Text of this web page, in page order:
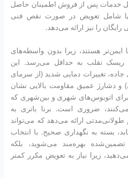
خدمات پس از فروش اطمینان حاصل
تنها شامل تعویض در صورت نقص فنی
را نیز ارائه می‌دهد.
ایمن‌تر هستند، زیرا بدون واسطه‌های
ریسک تقلب به حداقل می‌رسد. این
جاده، تغییرات دمایی شدید (از سرمای
و دشارژ عمیق مقاومت بالایی نشان
برای اتوبوس‌های شهری و بین‌شهری که
ضروری است. برنا باتری به
طولانی‌مدتی ارائه می‌دهد که می‌تواند
یابد، بسته به نگهداری صحیح. با انتخاب
تضمین‌شده بهره‌مند می‌شوید، بلکه
زیرا نیاز به تعویض مکرر کمتر